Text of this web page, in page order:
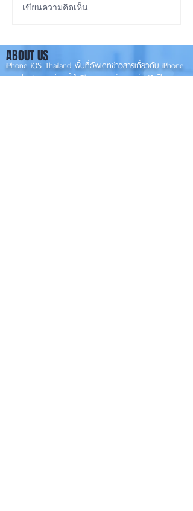
iOS 27 ทำ iPhone จอใหญ่
องรับแนวนอนเต็มรูปแบบ! 📱
✨
เขียนความคิดเห็น…
iPhone iOS Thailand พื้นที่อัพเดทข่าวสารเกี่ยวกับ iPhone
จากประสบการณ์การใช้ iPhone ทุกรุ่นมากว่า 10 ปี ผม
ABOUT US